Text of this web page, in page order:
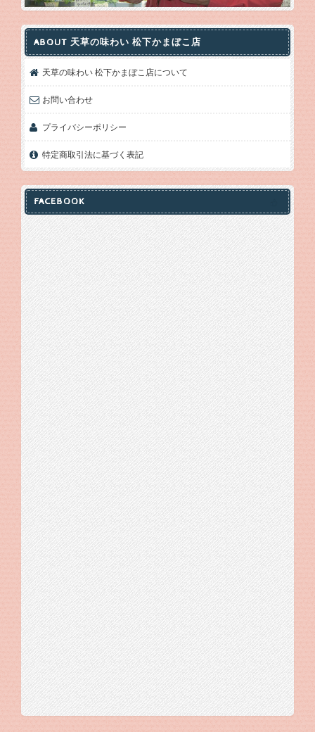
ABOUT 天草の味わい 松下かまぼこ店
天草の味わい 松下かまぼこ店について
お問い合わせ
プライバシーポリシー
特定商取引法に基づく表記
FACEBOOK